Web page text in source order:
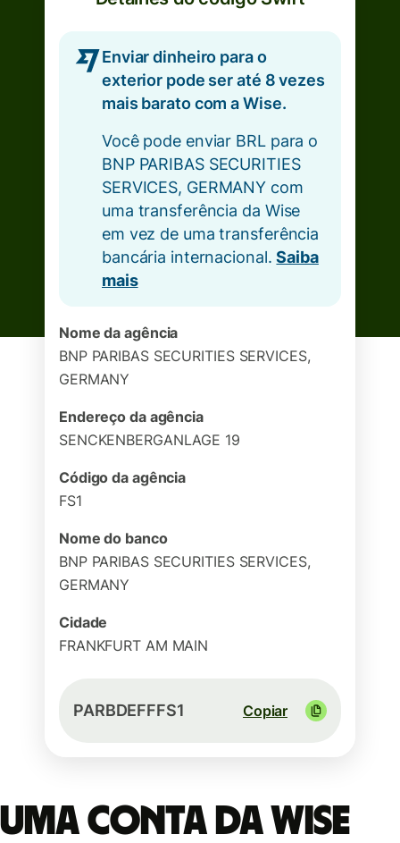
Enviar dinheiro para o
exterior pode ser até 8 vezes
mais barato com a Wise.
Você pode enviar BRL para o
BNP PARIBAS SECURITIES
SERVICES, GERMANY com
uma transferência da Wise
em vez de uma transferência
bancária internacional.Saiba
mais
Nome da agência
BNP PARIBAS SECURITIES SERVICES,
GERMANY
Endereço da agência
SENCKENBERGANLAGE 19
Código da agência
FS1
Nome do banco
BNP PARIBAS SECURITIES SERVICES,
GERMANY
Cidade
FRANKFURT AM MAIN
PARBDEFFFS1 Copiar
Uma conta da Wise